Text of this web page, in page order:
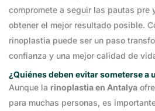
compromete a seguir las pautas pre
obtener el mejor resultado posible.
rinoplastia puede ser un paso
confianza y una mejor calidad de
¿Quiénes deben evitar someterse a
Aunque la rinoplastia en Antalya
para muchas personas, es